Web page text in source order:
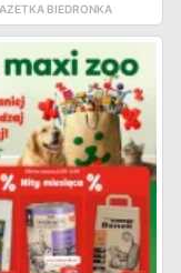
BIEDRONKA